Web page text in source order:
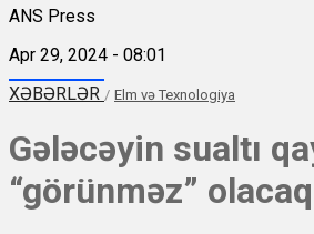
ANS Press
Apr 29, 2024 - 08:01
XƏBƏRLƏR / Elm və Texnologiya
Gələcəyin sualtı
“görünməz” olacaq